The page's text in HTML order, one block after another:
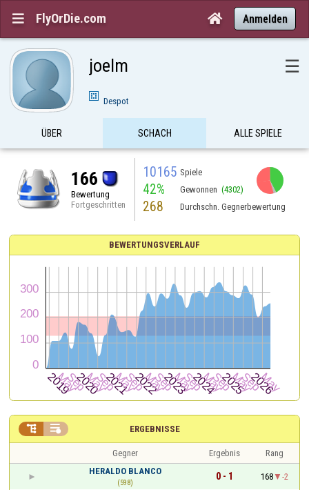
 FlyOrDie.com  Anmelden
joelm ☰
Despot
ÜBER SCHACH ALLE SPIELE
166
Bewertung
Fortgeschritten
10165 Spiele
42% Gewonnen (4302)
268 Durchschn. Gegnerbewertung
BEWERTUNGSVERLAUF
ERGEBNISSE
 
Gegner Ergebnis
Rang
HERALDO BLANCO
(598)
0 - 1 168
-2